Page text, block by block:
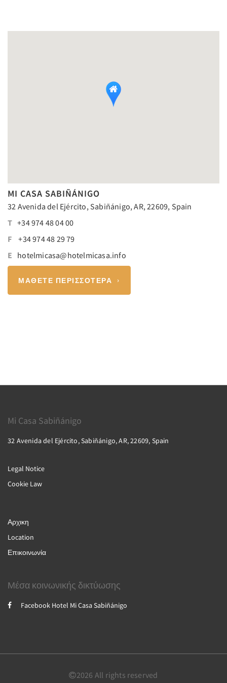
MI CASA SABIÑÁNIGO
32 Avenida del Ejército, Sabiñánigo, AR, 22609, Spain
T +34 974 48 04 00
F
+34 974 48 29 79
E hotelmicasa@hotelmicasa.info
ΜΆΘΕΤΕ ΠΕΡΙΣΣΌΤΕΡΑ
Mi Casa Sabiñánigo
32 Avenida del Ejército, Sabiñánigo, AR, 22609, Spain
Legal Notice
Cookie Law
Αρχικη
Location
Επικοινωνία
Μέσα κοινωνικής δικτύωσης
Facebook Hotel Mi Casa Sabiñánigo
2026 All rights reserved